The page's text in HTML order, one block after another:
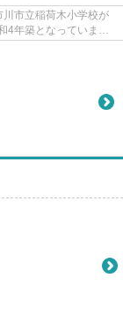
市立稲荷木小学校が
4年築となっていま